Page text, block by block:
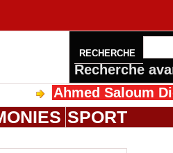
RECHERCHE
Recherche
Ahmed Saloum Dieng
SPORT